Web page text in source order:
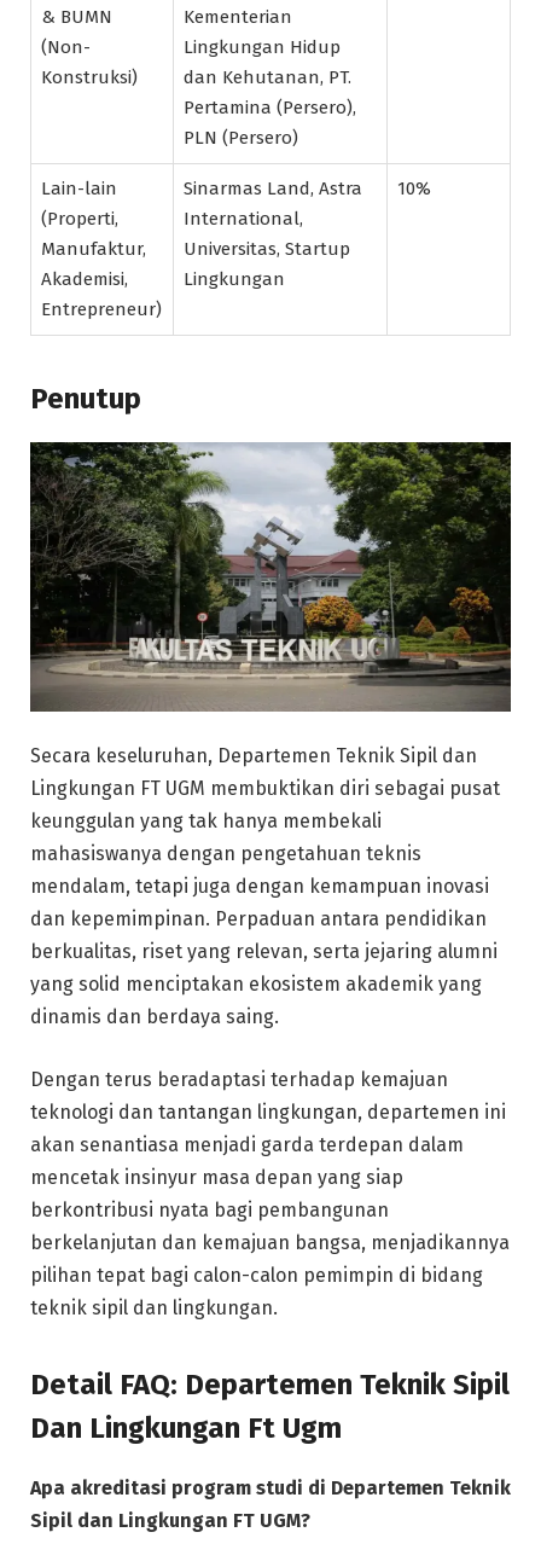
& BUMN
(Non-
Konstruksi)
Kementerian
Lingkungan Hidup
dan Kehutanan, PT.
Pertamina (Persero),
PLN (Persero)
Lain-lain
(Properti,
Manufaktur,
Akademisi,
Entrepreneur)
Sinarmas Land, Astra
International,
Universitas, Startup
Lingkungan
10%
Penutup
Secara keseluruhan, Departemen Teknik Sipil dan
Lingkungan FT UGM membuktikan diri sebagai pusat
keunggulan yang tak hanya membekali
mahasiswanya dengan pengetahuan teknis
mendalam, tetapi juga dengan kemampuan inovasi
dan kepemimpinan. Perpaduan antara pendidikan
berkualitas, riset yang relevan, serta jejaring alumni
yang solid menciptakan ekosistem akademik yang
dinamis dan berdaya saing.
Dengan terus beradaptasi terhadap kemajuan
teknologi dan tantangan lingkungan, departemen ini
akan senantiasa menjadi garda terdepan dalam
mencetak insinyur masa depan yang siap
berkontribusi nyata bagi pembangunan
berkelanjutan dan kemajuan bangsa, menjadikannya
pilihan tepat bagi calon-calon pemimpin di bidang
teknik sipil dan lingkungan.
Detail FAQ: Departemen Teknik Sipil
Dan Lingkungan Ft Ugm
Apa akreditasi program studi di Departemen Teknik
Sipil dan Lingkungan FT UGM?